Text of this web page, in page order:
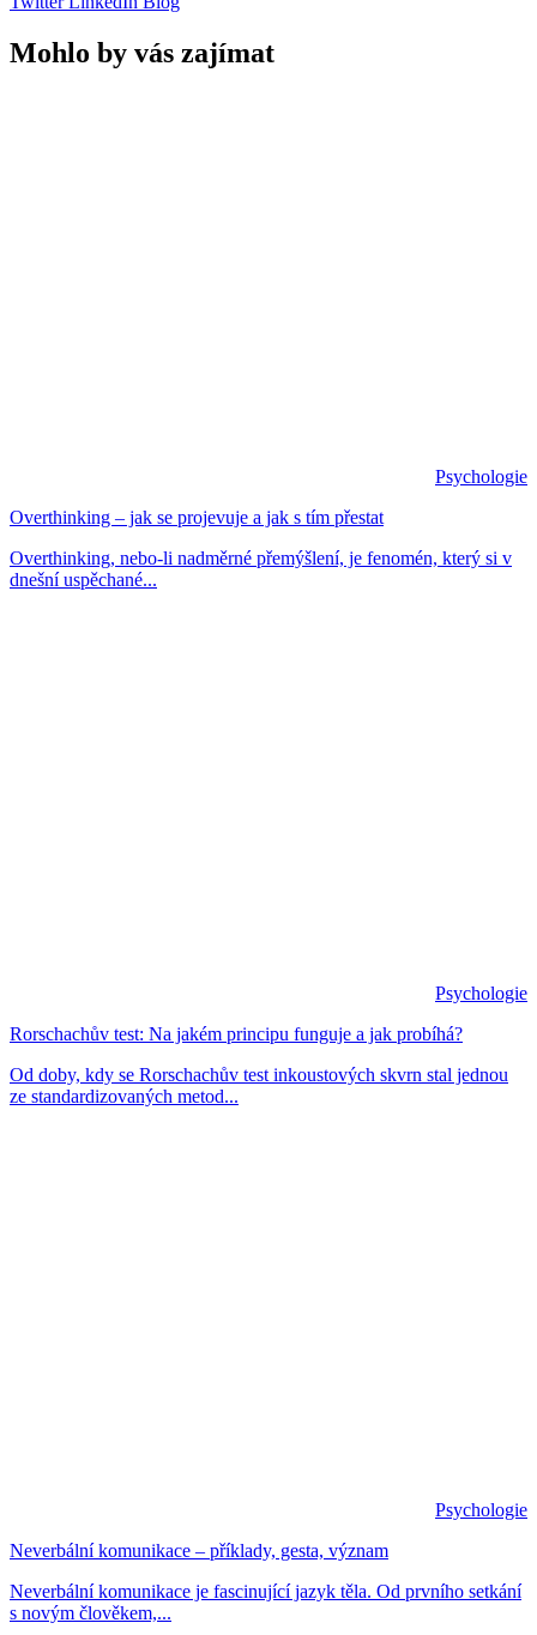
Mohlo by vás zajímat
Psychologie
Overthinking – jak se projevuje a jak s tím přestat
Overthinking, nebo-li nadměrné přemýšlení, je fenomén, který si v
dnešní uspěchané...
Psychologie
Rorschachův test: Na jakém principu funguje a jak probíhá?
Od doby, kdy se Rorschachův test inkoustových skvrn stal jednou
ze standardizovaných metod...
Psychologie
Neverbální komunikace – příklady, gesta, význam
Neverbální komunikace je fascinující jazyk těla. Od prvního setkání
s novým člověkem,...